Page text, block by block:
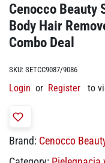
Cenocco Beauty
Body Hair
Combo Deal
SKU: SETCC9087/9086
Login or Register to
Brand: Cenocco